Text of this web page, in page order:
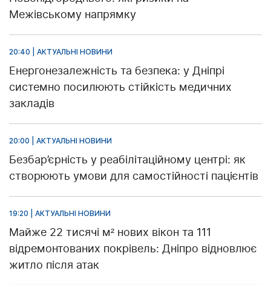
Межівському напрямку
20:40 | АКТУАЛЬНІ НОВИНИ
Енергонезалежність та безпека: у Дніпрі
системно посилюють стійкість медичних
закладів
20:00 | АКТУАЛЬНІ НОВИНИ
Безбар’єрність у реабілітаційному центрі: як
створюють умови для самостійності пацієнтів
19:20 | АКТУАЛЬНІ НОВИНИ
Майже 22 тисячі м² нових вікон та 111
відремонтованих покрівель: Дніпро відновлює
житло після атак